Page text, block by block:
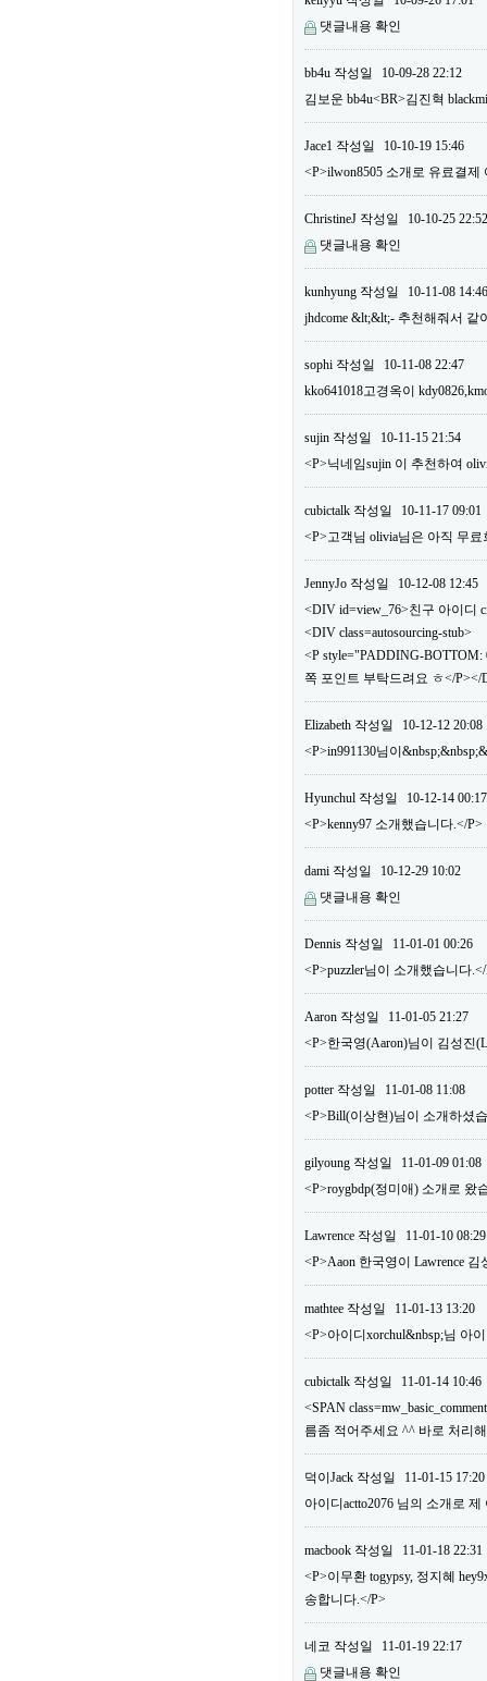
댓글내용 확인
bb4u 작성일
10-09-28 22:12
김보운 bb4u<BR>김진혁
Jace1 작성일
10-10-19 15:46
<P>ilwon8505 소개로 유료결
ChristineJ 작성일
10-10-25 22:52
댓글내용 확인
kunhyung 작성일
10-11-08 14:46
jhdcome &lt;&lt;- 추천해줘서
sophi 작성일
10-11-08 22:47
kko641018고경옥이
sujin 작성일
10-11-15 21:54
<P>닉네임sujin 이 추천하여
cubictalk 작성일
10-11-17 09:01
<P>고객님 olivia님은 아직 무
JennyJo 작성일
10-12-08 12:45
<DIV id=view_76>친구 아이디
<DIV class=autosourcing-stub>
<P style="PADDING-
쪽 포인트 부탁드려요 ㅎ</
Elizabeth 작성일
10-12-12 20:08
<P>in991130님이
Hyunchul 작성일
10-12-14 00:17
<P>kenny97 소개했습니다.</P>
dami 작성일
10-12-29 10:02
댓글내용 확인
Dennis 작성일
11-01-01 00:26
<P>puzzler님이 소개했습니다
Aaron 작성일
11-01-05 21:27
<P>한국영(Aaron)님이 김성진
potter 작성일
11-01-08 11:08
<P>Bill(이상현)님이 소개하셨
gilyoung 작성일
11-01-09 01:08
<P>roygbdp(정미애) 소개로 왔
Lawrence 작성일
11-01-10 08:29
<P>Aaon 한국영이 Lawrence
mathtee 작성일
11-01-13 13:20
<P>아이디xorchul&nbsp;님 아
cubictalk 작성일
11-01-14 10:46
<SPAN
름좀 적어주세요 ^^ 바로 처리
덕이Jack 작성일
11-01-15 17:20
아이디actto2076 님의 소개로
macbook 작성일
11-01-18 22:31
<P>이무환 togypsy, 정지혜
송합니다.</P>
네코 작성일
11-01-19 22:17
댓글내용 확인